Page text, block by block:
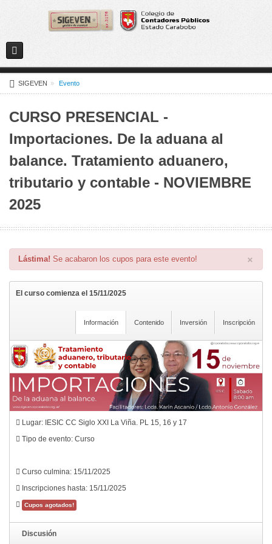
Menú de usuario
SIGEVEN » Evento
CURSO PRESENCIAL -
Importaciones. De la aduana al
balance. Tratamiento aduanero,
tributario y contable - NOVIEMBRE
2025
×
Lástima! Se acabaron los cupos para este evento!
El curso comienza el 15/11/2025
Información Contenido Inversión Inscripción
Lugar: IESIC CC Siglo XXI La Viña. PL 15, 16 y 17
Tipo de evento: Curso
Curso culmina: 15/11/2025
Inscripciones hasta: 15/11/2025
Cupos agotados!
Discusión